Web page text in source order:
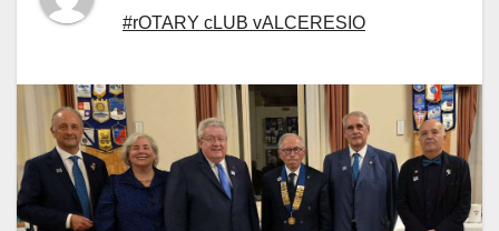
#rOTARY cLUB vALCERESIO